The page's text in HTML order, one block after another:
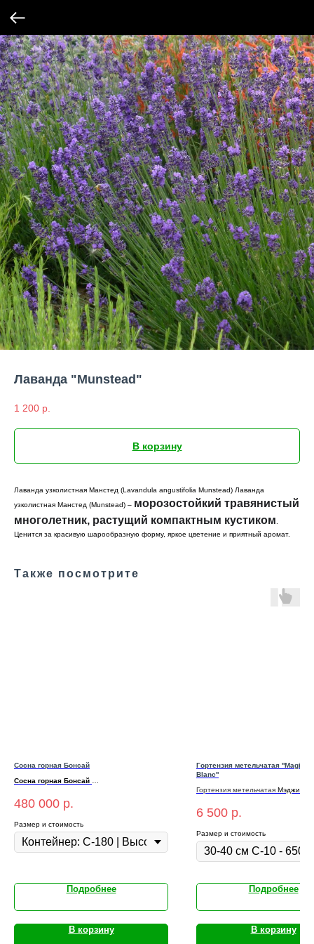
Лаванда "Munstead"
1 200 р.
В корзину
Лаванда узколистная Манстед (Lavandula angustifolia Munstead) Лаванда
узколистная Манстед (Munstead) – морозостойкий травянистый
многолетник, растущий компактным кустиком
Ценится за красивую шарообразную форму, яркое цветение и приятный аромат.
Также посмотрите
Сосна горная Бонсай
Сосна горная Бонсай
Высота: 80-100 см
480 000 р.
Размер и стоимость
Подробнее
В корзину
Гортензия метельчатая ''Magical
Blanc''
Гортензия метельчатая Мэджикал
6 500 р.
Размер и стоимость
Подробнее
В корзину